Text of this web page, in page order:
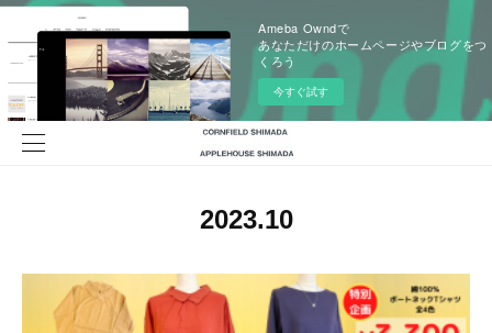
Ameba Owndで
あなただけのホームページやブログをつ
くろう
今すぐ試す
2023.10